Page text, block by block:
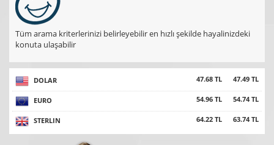
Tüm arama kriterlerinizi belirleyebilir en hızlı şekilde hayalinizdeki
konuta ulaşabilir
DOLAR 47.49 TL
47.68 TL
EURO 54.74 TL
54.96 TL
STERLIN 63.74 TL
64.22 TL